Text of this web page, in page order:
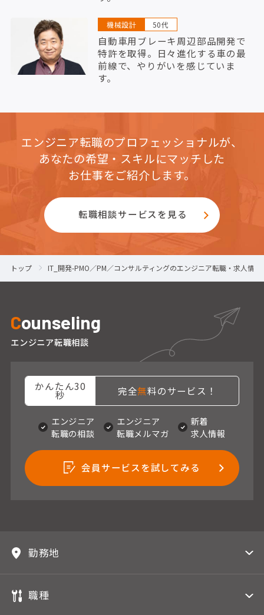
機械設計 50代
自動車用ブレーキ周辺部品開発で
特許を取得。日々進化する車の最
前線で、やりがいを感じていま
す。
エンジニア転職のプロフェッショナルが、
あなたの希望・スキルにマッチした
お仕事をご紹介します。
転職相談サービスを見る
トップ IT_開発-PMO／PM／コンサルティングのエンジニア転職・求人情報
Counseling
エンジニア転職相談
かんたん30
秒 完全無料のサービス！
エンジニア
転職の相談
エンジニア
転職メルマガ
新着
求人情報
会員サービスを試してみる
勤務地
職種